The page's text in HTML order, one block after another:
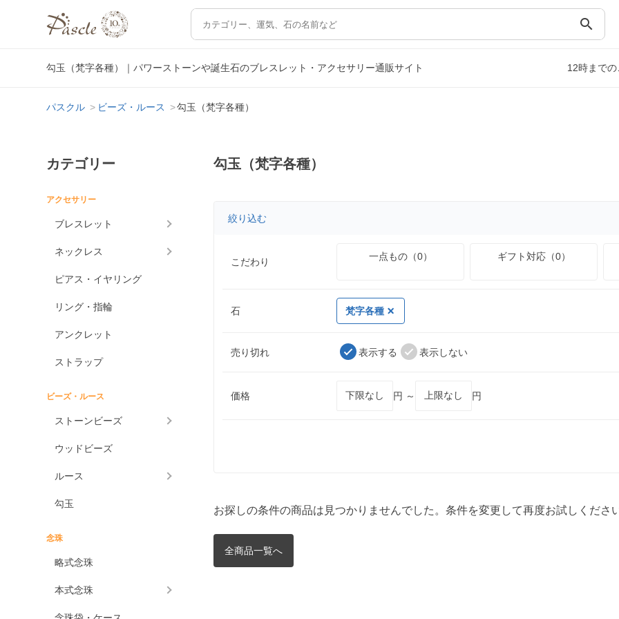
search
勾玉（梵字各種）｜パワーストーンや誕生石のブレスレット・アクセサリー通販サイト 12時まで
パスクル ビーズ・ルース 勾玉（梵字各種）
カテゴリー
アクセサリー
ブレスレット
ネックレス
ピアス・イヤリング
リング・指輪
アンクレット
ストラップ
ビーズ・ルース
ストーンビーズ
ウッドビーズ
ルース
勾玉
念珠
略式念珠
本式念珠
勾玉（梵字各種）
絞り込む
こだわり 一点もの（0） ギフト対応（0）
石 梵字各種
売り切れ 表示する 表示しない
価格 円 ～ 円
お探しの条件の商品は見つかりませんでした。条件を変更して再度お試しください
全商品一覧へ